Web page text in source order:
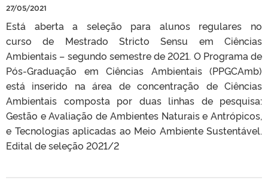
27/05/2021
Está aberta a seleção para alunos regulares no
curso de Mestrado Stricto Sensu em Ciências
Ambientais – segundo semestre de 2021. O Programa de
Pós-Graduação em Ciências Ambientais (PPGCAmb)
está inserido na área de concentração de Ciências
Ambientais composta por duas linhas de pesquisa:
Gestão e Avaliação de Ambientes Naturais e Antrópicos,
e Tecnologias aplicadas ao Meio Ambiente Sustentável.
Edital de seleção 2021/2